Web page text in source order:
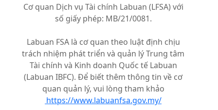
Cơ quan Dịch vụ Tài chính Labuan (LFSA) với
số giấy phép: MB/21/0081.
Labuan FSA là cơ quan theo luật định chịu
trách nhiệm phát triển và quản lý Trung tâm
Tài chính và Kinh doanh Quốc tế Labuan
(Labuan IBFC). Để biết thêm thông tin về cơ
quan quản lý, vui lòng tham khảo
https://www.labuanfsa.gov.my/